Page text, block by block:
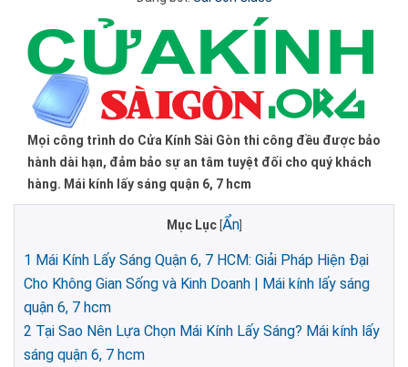
Mọi công trình do Cửa Kính Sài Gòn thi công đều được bảo
hành dài hạn, đảm bảo sự an tâm tuyệt đối cho quý khách
hàng. Mái kính lấy sáng quận 6, 7 hcm
Mục Lục Ẩn]
1 Mái Kính Lấy Sáng Quận 6, 7 HCM: Giải Pháp Hiện Đại
Cho Không Gian Sống và Kinh Doanh | Mái kính lấy sáng
quận 6, 7 hcm
2 Tại Sao Nên Lựa Chọn Mái Kính Lấy Sáng? Mái kính lấy
sáng quận 6, 7 hcm